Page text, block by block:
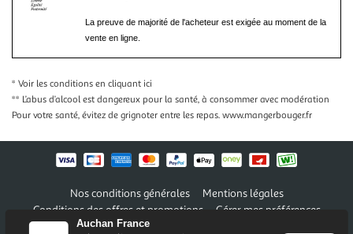
Auchan France
La preuve de majorité de l'acheteur est exigée au moment de la
vente en ligne.
* Voir les conditions en cliquant ici
** L’abus d’alcool est dangereux pour la santé, à consommer avec modération
Pour votre santé, évitez de grignoter entre les repas. www.mangerbouger.fr
Nos conditions générales
Mentions légales
Conditions des offres et promotions
Gérer mes préférences
Politique de confidentialité